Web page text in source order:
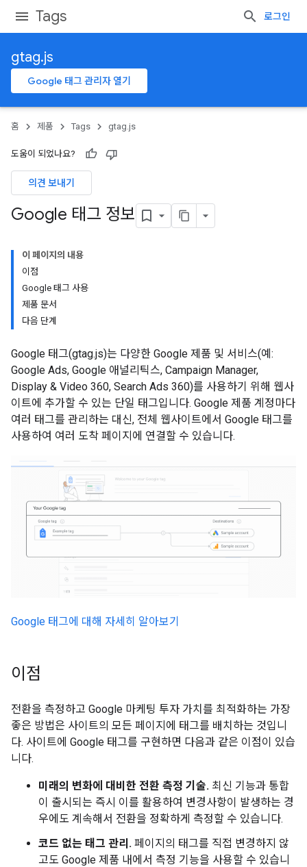
Tags 로그인
gtag.js
Google 태그 관리자 열기
홈 제품 Tags gtag.js
도움이 되었나요?
의견 보내기
Google 태그 정보
이 페이지의 내용
이점
Google 태그 사용
제품 문서
다음 단계
Google 태그(gtag.js)는 다양한 Google 제품 및 서비스(예:
Google Ads, Google 애널리틱스, Campaign Manager,
Display & Video 360, Search Ads 360)를 사용하기 위해 웹사
이트에 추가할 수 있는 단일 태그입니다. Google 제품 계정마다
여러 태그를 관리하는 대신, 전체 웹사이트에서 Google 태그를
사용하여 여러 도착 페이지에 연결할 수 있습니다.
Google 태그에 대해 자세히 알아보기
이점
전환을 측정하고 Google 마케팅 투자 가치를 최적화하는 가장
좋은 방법은 사이트의 모든 페이지에 태그를 배치하는 것입니
다. 사이트에 Google 태그를 구현하면 다음과 같은 이점이 있습
니다.
미래의 변화에 대비한 전환 측정 기술. 최신 기능과 통합
이 출시되는 즉시 이를 활용하여 변경사항이 발생하는 경
우에도 계속해서 전환을 정확하게 측정할 수 있습니다.
코드 없는 태그 관리. 페이지의 태그를 직접 변경하지 않
고도 Google 제품 내에서 측정 기능을 사용할 수 있습니